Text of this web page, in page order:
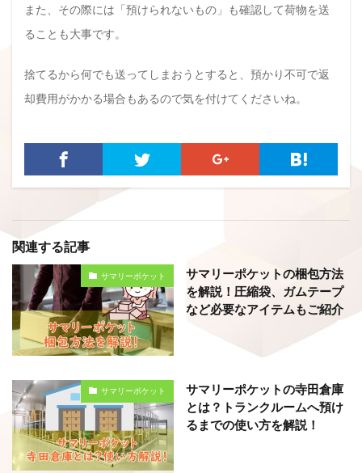
また、その際には「預けられないもの」も確認して荷物を送
ることも大事です。
捨てるから何でも送ってしまおうとすると、預かり不可で返
却費用がかかる場合もあるので気を付けてくださいね。
関連する記事
サマリーポケット
サマリーポケットの梱包方法
を解説！圧縮袋、ガムテープ
など必要なアイテムもご紹介
サマリーポケット
サマリーポケットの寺田倉庫
とは？トランクルームへ預け
るまでの使い方を解説！